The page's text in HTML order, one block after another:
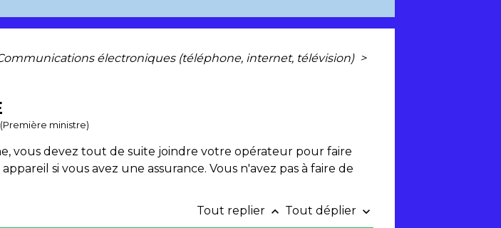
électroniques (téléphone, internet, télévision) >
ministre)
vous devez tout de suite joindre votre opérateur pour faire
si vous avez une assurance. Vous n'avez pas à faire de
Tout replier keyboard_arrow_up Tout déplier keyboard_arrow_down